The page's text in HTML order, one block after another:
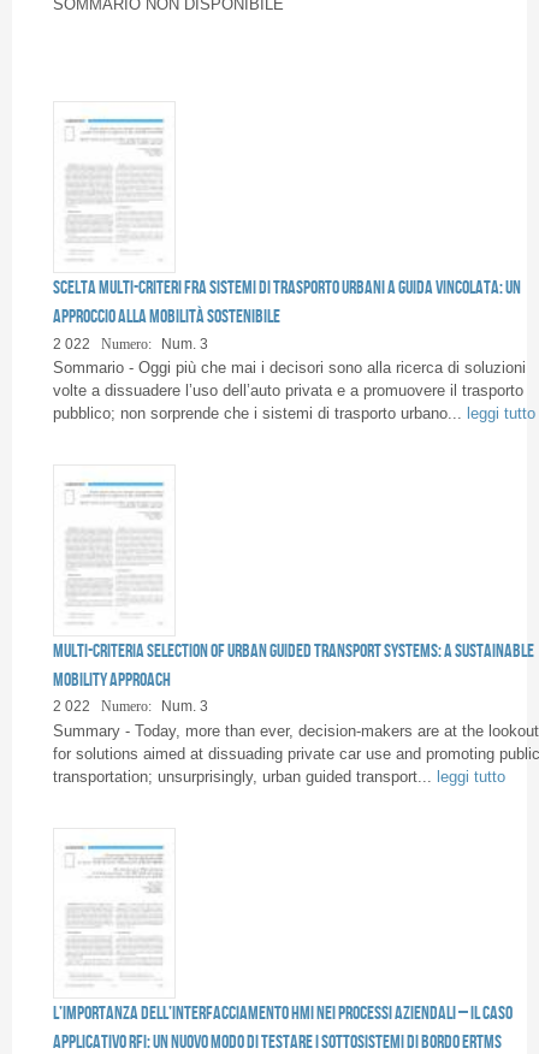
SOMMARIO NON DISPONIBILE
Scelta multi-criteri fra sistemi di trasporto urbani a guida vincolata: un
approccio alla mobilità sostenibile
2 022 Numero: Num. 3
Sommario - Oggi più che mai i decisori sono alla ricerca di soluzioni
volte a dissuadere l’uso dell’auto privata e a promuovere il trasporto
pubblico; non sorprende che i sistemi di trasporto urbano...
leggi tutto
Multi-criteria selection of urban guided transport systems: a sustainable
mobility approach
2 022 Numero: Num. 3
Summary - Today, more than ever, decision-makers are at the lookout
for solutions aimed at dissuading private car use and promoting public
transportation; unsurprisingly, urban guided transport... leggi tutto
L’importanza dell’interfacciamento HMI nei processi aziendali – Il Caso
Applicativo RFI: un nuovo modo di testare i Sottosistemi di Bordo ERTMS